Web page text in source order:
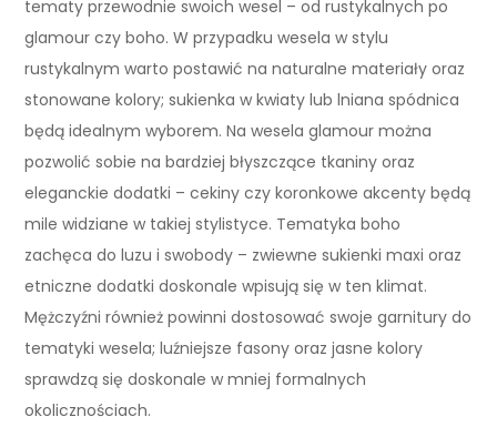
tematy przewodnie swoich wesel – od rustykalnych po
glamour czy boho. W przypadku wesela w stylu
rustykalnym warto postawić na naturalne materiały oraz
stonowane kolory; sukienka w kwiaty lub lniana spódnica
będą idealnym wyborem. Na wesela glamour można
pozwolić sobie na bardziej błyszczące tkaniny oraz
eleganckie dodatki – cekiny czy koronkowe akcenty będą
mile widziane w takiej stylistyce. Tematyka boho
zachęca do luzu i swobody – zwiewne sukienki maxi oraz
etniczne dodatki doskonale wpisują się w ten klimat.
Mężczyźni również powinni dostosować swoje garnitury do
tematyki wesela; luźniejsze fasony oraz jasne kolory
sprawdzą się doskonale w mniej formalnych
okolicznościach.